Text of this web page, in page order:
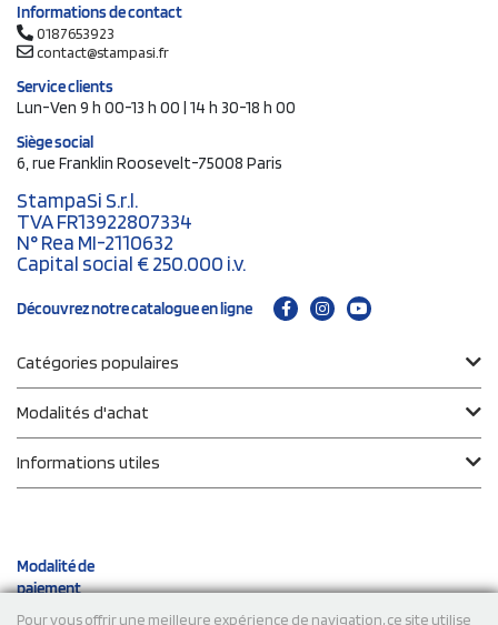
Pour vous offrir une meilleure expérience de navigation, ce site utilise
Informations de contact
0187653923
contact@stampasi.fr
Service clients
Lun-Ven 9 h 00-13 h 00 | 14 h 30-18 h 00
Siège social
6, rue Franklin Roosevelt-75008 Paris
StampaSi S.r.l.
TVA FR13922807334
N° Rea MI-2110632
Capital social € 250.000 i.v.
Découvrez notre catalogue en ligne
Catégories populaires
Modalités d'achat
Informations utiles
Modalité de
paiement